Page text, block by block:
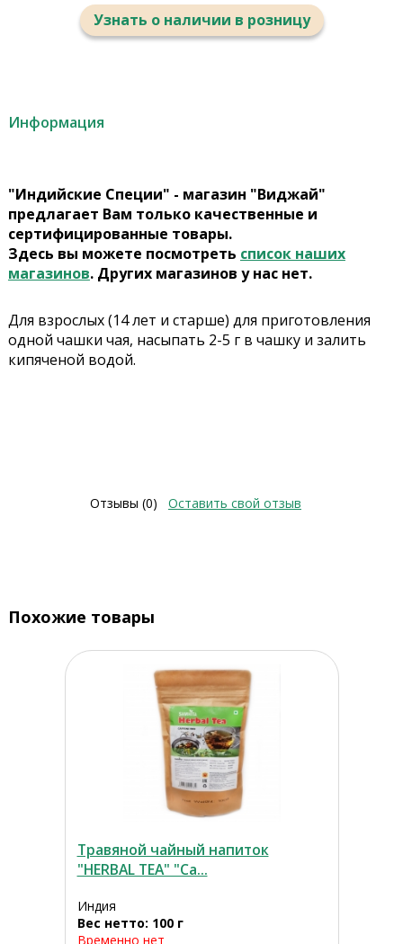
Узнать о наличии в розницу
Информация
"Индийские Специи" - магазин "Виджай"
предлагает Вам только качественные и
сертифицированные товары.
Здесь вы можете посмотреть список наших
магазинов. Других магазинов у нас нет.
Для взрослых (14 лет и старше) для приготовления
одной чашки чая, насыпать 2-5 г в чашку и залить
кипяченой водой.
Отзывы (0) Оставить свой отзыв
Похожие товары
Травяной чайный напиток
"HERBAL TEA" "Са...
Индия
Вес нетто: 100 г
Временно нет